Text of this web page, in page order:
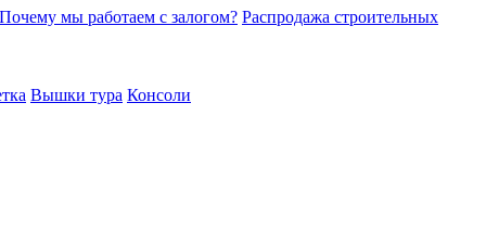
Почему мы работаем с залогом? Распродажа строительных
Вышки тура Консоли